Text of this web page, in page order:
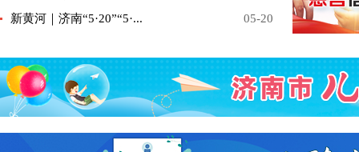
新黄河｜济南“5·20”“5·...
05-20